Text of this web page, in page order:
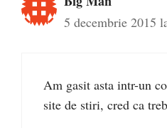
5 decembrie 2015
Am gasit asta intr-un
site de stiri, cred ca